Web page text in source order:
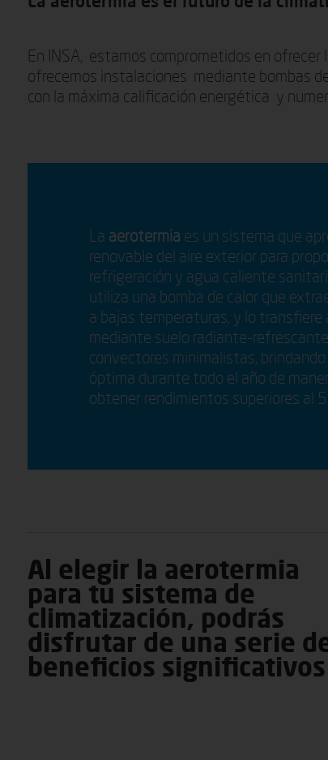
En INSA, estamos comprometidos en
ofrecemos instalaciones mediante bombas
con la máxima calificación energética y
La aerotermia es un sistema que
renovable del aire exterior para
refrigeración y agua caliente
utiliza una bomba de calor que
a bajas temperaturas, y lo
mediante suelo radiante-
convectores minimalistas,
óptima durante todo el año de
obtener rendimientos superiores al
Al elegir la aerotermia
para tu sistema de
climatización, podrás
disfrutar de una serie
beneficios significativos